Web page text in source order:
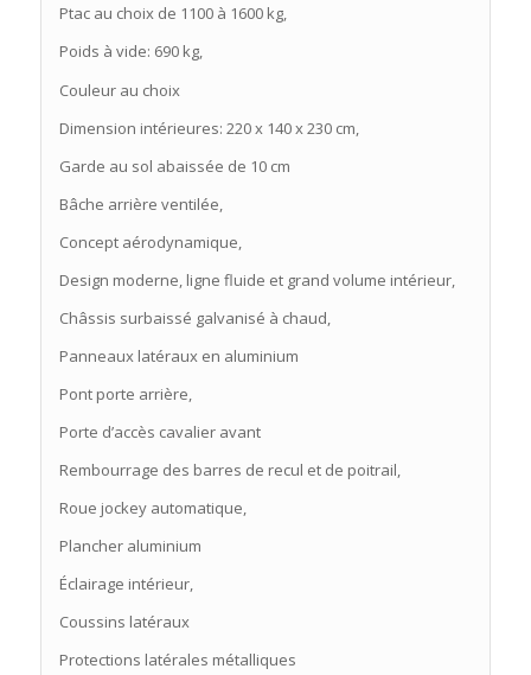
Ptac au choix de 1100 à 1600 kg,
Poids à vide: 690 kg,
Couleur au choix
Dimension intérieures: 220 x 140 x 230 cm,
Garde au sol abaissée de 10 cm
Bâche arrière ventilée,
Concept aérodynamique,
Design moderne, ligne fluide et grand volume intérieur,
Châssis surbaissé galvanisé à chaud,
Panneaux latéraux en aluminium
Pont porte arrière,
Porte d’accès cavalier avant
Rembourrage des barres de recul et de poitrail,
Roue jockey automatique,
Plancher aluminium
Éclairage intérieur,
Coussins latéraux
Protections latérales métalliques